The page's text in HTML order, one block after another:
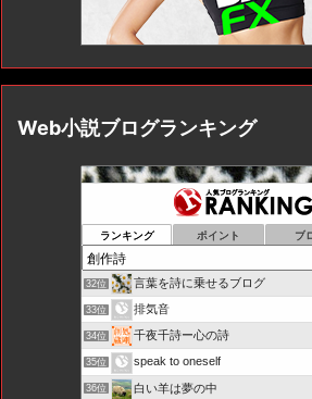
Web小説ブログランキング
ランキング ポイント ブ
32位 言葉を詩に乗せるブログ
33位 排気音
34位 千夜千詩ー心の詩
35位 speak to oneself
36位 白い羊は夢の中